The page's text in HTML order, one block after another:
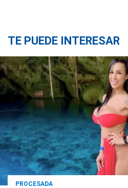
TE PUEDE INTERESAR
PROCESADA